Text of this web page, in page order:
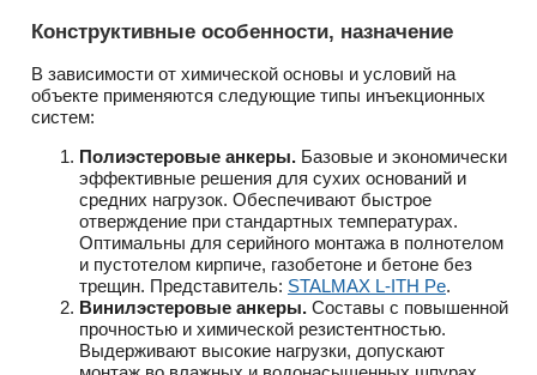
Конструктивные особенности, назначение
В зависимости от химической основы и условий на
объекте применяются следующие типы инъекционных
систем:
Полиэстеровые анкеры. Базовые и экономически
эффективные решения для сухих оснований и
средних нагрузок. Обеспечивают быстрое
отверждение при стандартных температурах.
Оптимальны для серийного монтажа в полнотелом
и пустотелом кирпиче, газобетоне и бетоне без
трещин. Представитель: STALMAX L-ITH Pe.
Винилэстеровые анкеры. Составы с повышенной
прочностью и химической резистентностью.
Выдерживают высокие нагрузки, допускают